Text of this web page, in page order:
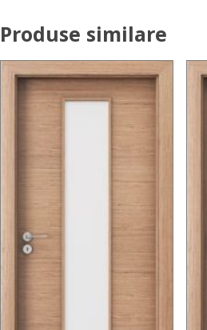
Produse similare